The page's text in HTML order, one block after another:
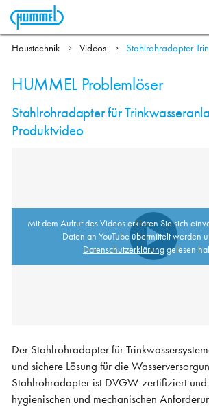
Haustechnik Videos Stahlrohradapter
HUMMEL Problemlöser
Stahlrohradapter für
Produktvideo
Mit dem Aufruf des Videos erklären Sie sich
Daten an YouTube übermittelt werden
Datenschutzerklärunggelesen
Der Stahlrohradapter für
und sichere Lösung für die
Stahlrohradapter ist DVGW-zertifiziert
hygienischen und mechanischen